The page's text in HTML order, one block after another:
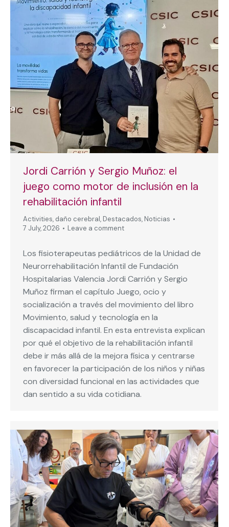
Jordi Carrión y Sergio Muñoz: el
juego como motor de inclusión en la
rehabilitación infantil
Activities, daño cerebral, Destacados, Noticias
7 July, 2026
Leave a comment
Los fisioterapeutas pediátricos de la Unidad de
Neurorrehabilitación Infantil de Fundación
Hospitalarias Valencia Jordi Carrión y Sergio
Muñoz firman el capítulo Juego, ocio y
socialización a través del movimiento del libro
Movimiento, salud y tecnología en la
discapacidad infantil. En esta entrevista explican
por qué el objetivo de la rehabilitación infantil
debe ir más allá de la mejora física y centrarse
en favorecer la participación de los niños y niñas
con diversidad funcional en las actividades que
dan sentido a su vida cotidiana.